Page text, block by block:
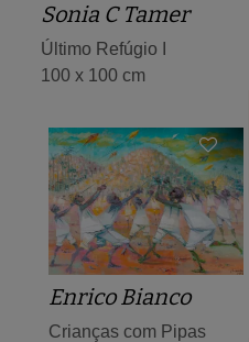
Sonia C Tamer
Último Refúgio I
100 x 100 cm
Enrico Bianco
Crianças com Pipas